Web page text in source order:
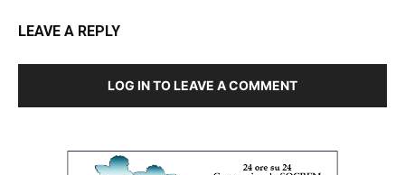
LEAVE A REPLY
LOG IN TO LEAVE A COMMENT